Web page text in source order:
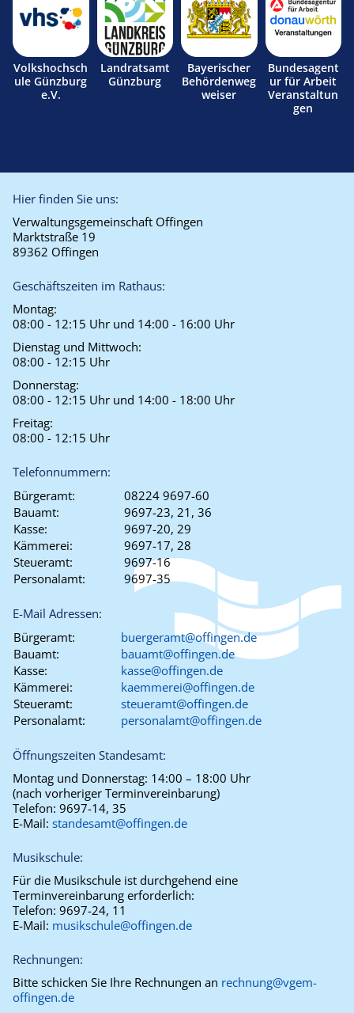
Volkshochsch
ule Günzburg
e.V.
Landratsamt
Günzburg
Bayerischer
Behördenweg
weiser
Bundesagent
ur für Arbeit
Veranstaltun
gen
Hier finden Sie uns:
Verwaltungsgemeinschaft Offingen
Marktstraße 19
89362 Offingen
Geschäftszeiten im Rathaus:
Montag:
08:00 - 12:15 Uhr und 14:00 - 16:00 Uhr
Dienstag und Mittwoch:
08:00 - 12:15 Uhr
Donnerstag:
08:00 - 12:15 Uhr und 14:00 - 18:00 Uhr
Freitag:
08:00 - 12:15 Uhr
Telefonnummern:
Bürgeramt:
08224 9697-60
Bauamt:
9697-23, 21, 36
Kasse:
9697-20, 29
Kämmerei:
9697-17, 28
Steueramt:
9697-16
Personalamt:
9697-35
E-Mail Adressen:
Bürgeramt:
buergeramt@offingen.de
Bauamt:
bauamt@offingen.de
Kasse:
kasse@offingen.de
Kämmerei:
kaemmerei@offingen.de
Steueramt:
steueramt@offingen.de
Personalamt:
personalamt@offingen.de
Öffnungszeiten Standesamt:
Montag und Donnerstag: 14:00 – 18:00 Uhr
(nach vorheriger Terminvereinbarung)
Telefon: 9697-14, 35
E-Mail: standesamt@offingen.de
Musikschule:
Für die Musikschule ist durchgehend eine
Terminvereinbarung erforderlich:
Telefon: 9697-24, 11
E-Mail: musikschule@offingen.de
Rechnungen:
Bitte schicken Sie Ihre Rechnungen an rechnung@vgem-
offingen.de